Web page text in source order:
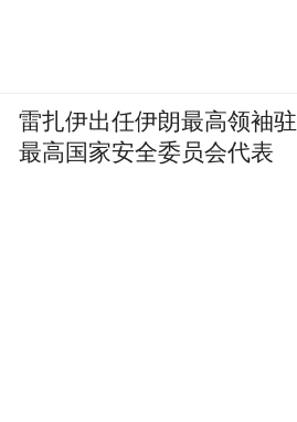
雷扎伊出任伊朗最高领袖驻
最高国家安全委员会代表